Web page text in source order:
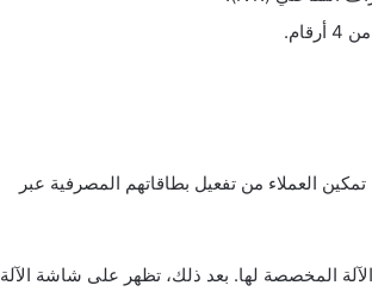
العملاء من تفعيل بطاقاتهم المصرفية عبر
المخصصة لها. بعد ذلك، تظهر على شاشة الآلة